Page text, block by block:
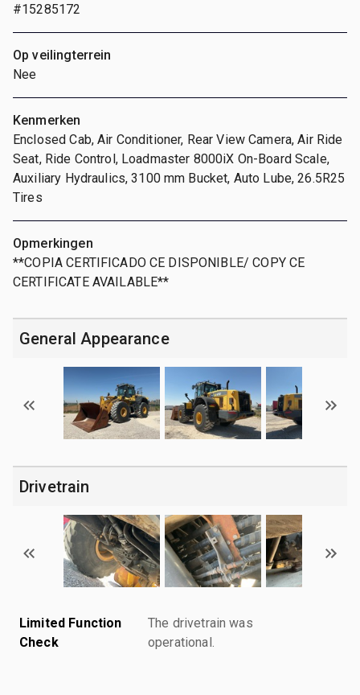
#15285172
Op veilingterrein
Nee
Kenmerken
Enclosed Cab, Air Conditioner, Rear View Camera, Air Ride
Seat, Ride Control, Loadmaster 8000iX On-Board Scale,
Auxiliary Hydraulics, 3100 mm Bucket, Auto Lube, 26.5R25
Tires
Opmerkingen
**COPIA CERTIFICADO CE DISPONIBLE/ COPY CE
CERTIFICATE AVAILABLE**
General Appearance
Drivetrain
Limited Function
Check
The drivetrain was
operational.